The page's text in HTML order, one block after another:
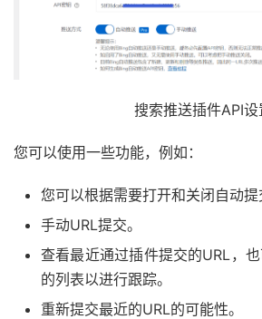
搜索推送插件API设
您可以使用一些功能，例如：
您可以根据需要打开和关闭自动提
手动URL提交。
查看最近通过插件提交的URL，
的列表以进行跟踪。
重新提交最近的URL的可能性。